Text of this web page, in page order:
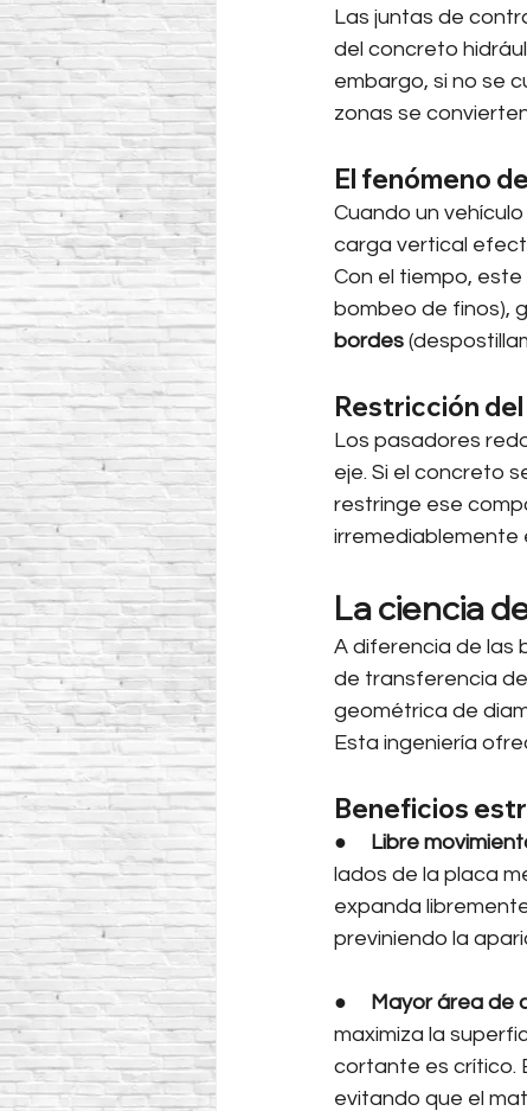
Las juntas de
del concreto
embargo, si no se
zonas se
El fenómeno
Cuando un
carga vertical
Con el tiempo,
bombeo de finos),
bordes
Restricción
Los pasadores
eje. Si el concreto
restringe ese
irremediablemente
La ciencia
A diferencia de las
de transferencia
geométrica de
Esta ingeniería
Beneficios
● Libre
lados de la placa
expanda
previniendo la
● Mayor área de
maximiza la
cortante es crítico.
evitando que el